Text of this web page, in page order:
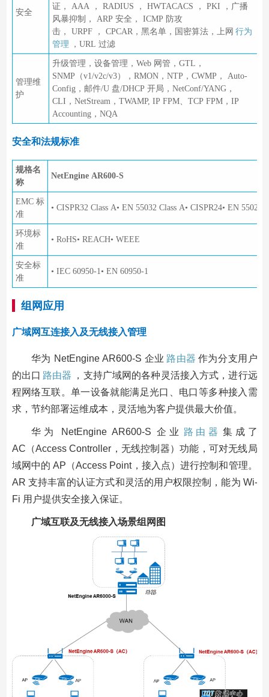
安全
证， AAA ， RADIUS ， HWTACACS ， PKI ，广播
风暴抑制， ARP 安全， ICMP 防攻
击， URPF ， CPCAR，黑名单，国密算法，上网 行为
管理
，URL 过滤
管理维
护
升级管理，设备管理，Web 网管，GTL，
SNMP（v1/v2c/v3），RMON，NTP，CWMP， Auto-
Config，邮件/U 盘/DHCP 开局，NetConf/YANG，
CLI，NetStream，TWAMP, IP FPM、TCP FPM，IP
Accounting，NQA
安全和法规标准
规格名
称
NetEngine AR600-S
EMC 标
准
• CISPR32 Class A• EN 55032 Class A• CISPR24• EN
环境标
准
• RoHS• REACH• WEEE
安全标
准
• IEC 60950-1• EN 60950-1
组网应用
广域网互连接入及无线接入管理
华为 NetEngine AR600-S 企业 路由器 作为分支用户
的出口 路由器
，支持广域网的各种灵活接入方式，进行远
程网络互联。单一设备就能满足光口、电口等多种接入需
求，节约部署运维成本，灵活地为客户提供最大价值。
华为 NetEngine AR600-S 企业 路由器 集成了
AC（Access Controller，无线控制器）功能，可对无线局
域网中的 AP（Access Point，接入点）进行控制和管理。
AR 支持丰富的认证方式和灵活的用户权限控制，能为 Wi-
Fi 用户提供安全接入保证。
广域互联及无线接入场景组网图